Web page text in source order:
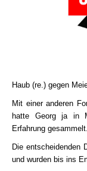
Haub (re.) gegen
Mit einer anderen
hatte Georg ja in
Erfahrung gesammelt.
Die entscheidenden
und wurden bis ins